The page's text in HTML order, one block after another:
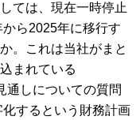
ては、現在一時停止
ら2025年に移行す
。これは当社がまと
まれている
通しについての質問
するという財務計画